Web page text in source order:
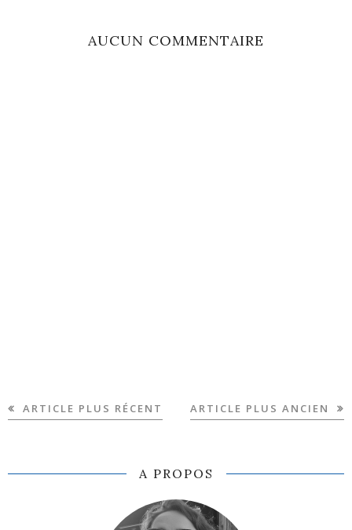
AUCUN COMMENTAIRE
ARTICLE PLUS RÉCENT ARTICLE PLUS ANCIEN
A PROPOS